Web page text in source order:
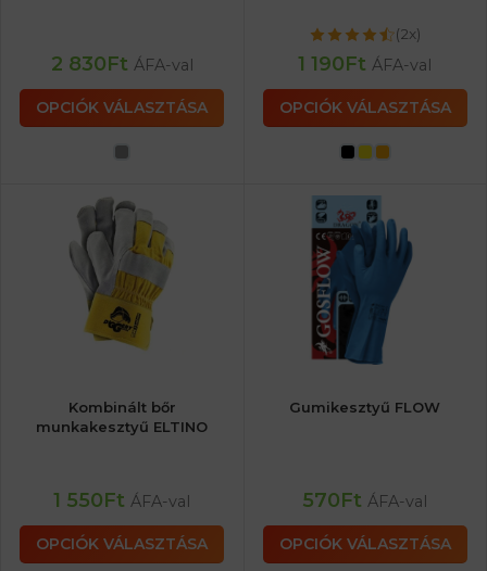
2 830Ft ÁFA-val
OPCIÓK VÁLASZTÁSA
(2x)
1 190Ft ÁFA-val
OPCIÓK VÁLASZTÁSA
Kombinált bőr
munkakesztyű ELTINO
1 550Ft ÁFA-val
OPCIÓK VÁLASZTÁSA
Gumikesztyű FLOW
570Ft ÁFA-val
OPCIÓK VÁLASZTÁSA